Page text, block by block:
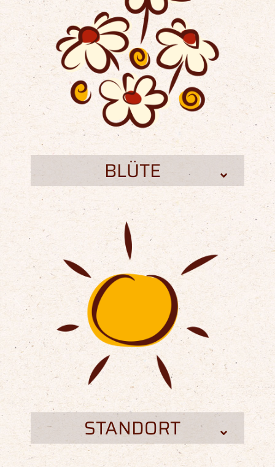
BLÜTE
STANDORT